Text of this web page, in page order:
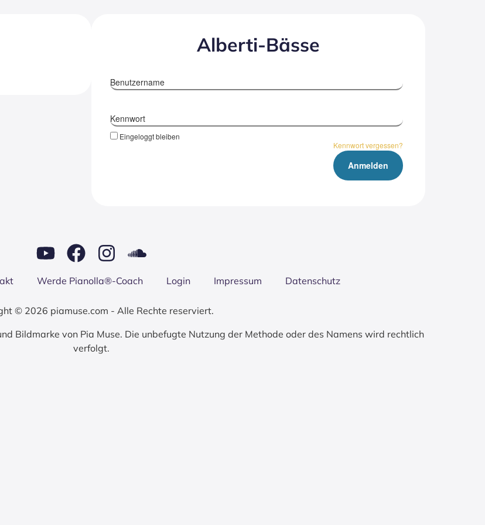
Alber­ti-Bäs­se
Benutzername
Kennwort
Eingeloggt bleiben
Kennwort vergessen?
Wer­de Pianolla®-Coach Log­in Impres­sum Daten­schutz
© 2026 piamuse.com - Alle Rechte reserviert.
Bildmarke von Pia Muse. Die unbefugte Nutzung der Methode oder des Namens wird rechtlich
verfolgt.